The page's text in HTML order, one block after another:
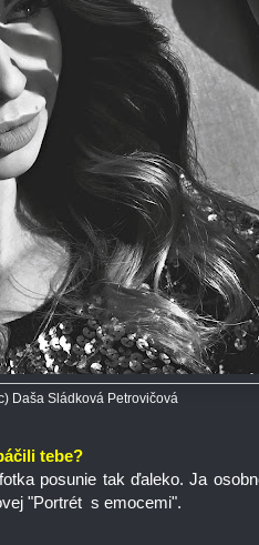
Daša Sládková Petrovičová
tebe?
posunie tak ďaleko. Ja
"Portrét s emocemi".